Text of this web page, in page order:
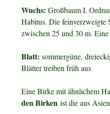
Wuchs: Großbaum I.
Habitus. Die feinverzweigte
zwischen 25 und 30 m.
Blatt: sommergüne,
Blätter treiben früh aus
Eine Birke mit ähnlichem
den Birken ist die aus